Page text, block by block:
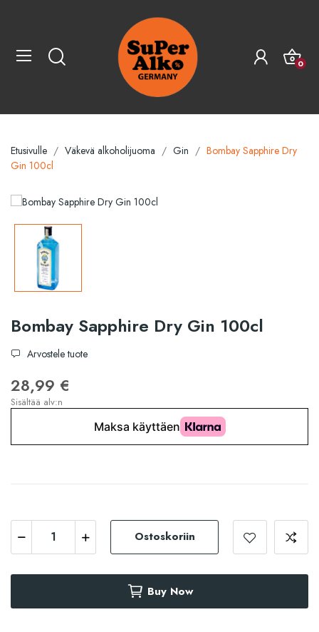
0
Etusivulle Väkevä alkoholijuoma Gin
Bombay Sapphire Dry
Gin 100cl
Bombay Sapphire Dry Gin 100cl
Arvostele tuote
28,99 €
Sisältää alv:n
Ostoskoriin
Buy Now